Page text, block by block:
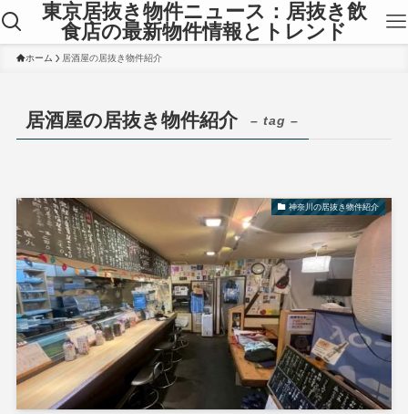
東京居抜き物件ニュース：居抜き飲
食店の最新物件情報とトレンド
ホーム 居酒屋の居抜き物件紹介
居酒屋の居抜き物件紹介 – tag –
神奈川の居抜き物件紹介